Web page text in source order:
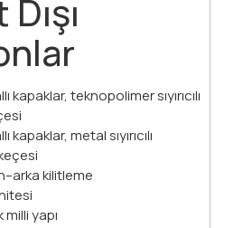
kapaklar, teknopolimer sıyırıcılı
kapaklar, metal sıyırıcılı
kilitleme
yapı